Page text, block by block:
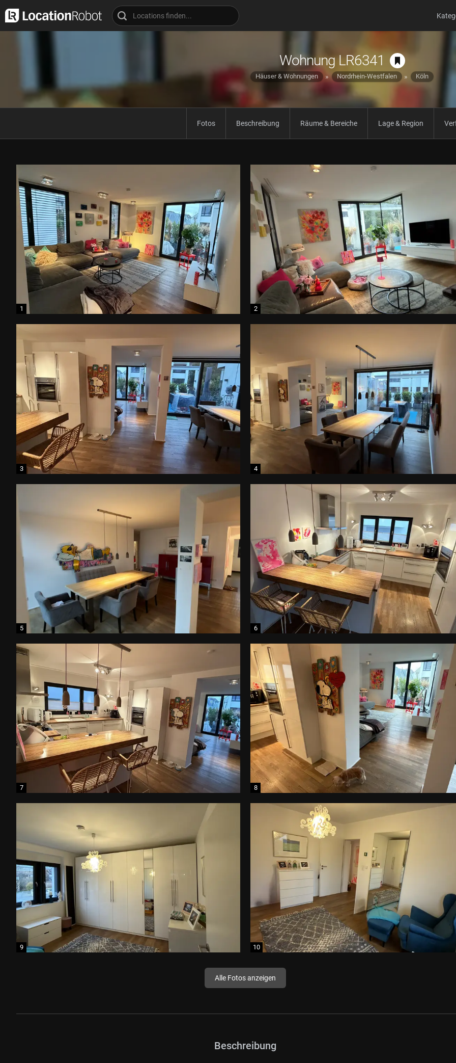
Wohnung LR6341
Häuser & Wohnungen Nordrhein-Westfalen Köln
Fotos Beschreibung Räume & Bereiche Lage & Region
Alle Fotos anzeigen
Beschreibung